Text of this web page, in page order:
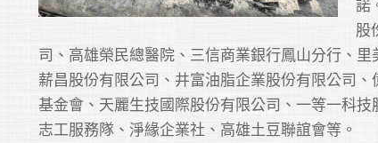
股
司、高雄榮民總醫院、三信商業銀行鳳山分行、
薪昌股份有限公司、井富油脂企業股份有限公司
基金會、天麗生技國際股份有限公司、一等一科
志工服務隊、淨緣企業社、高雄土豆聯誼會等。